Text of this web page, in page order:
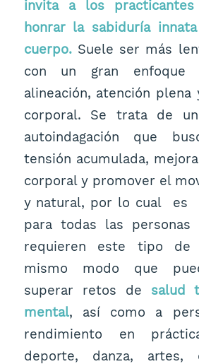
invita a los
honrar la sabiduría
cuerpo.Suele ser más
con un gran enfoque
alineación, atención plena
corporal. Se trata de
autoindagación que
tensión acumulada,
corporal y promover el
y natural, por lo cual es
para todas las personas
requieren este tipo de
mismo modo que
superar retos de salud
mental, así como a
rendimiento en
deporte, danza, artes,